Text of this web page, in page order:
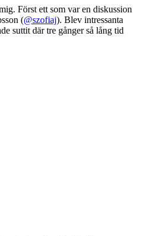
Först ett som var en diskussion
(@szofiaj). Blev intressanta
suttit där tre gånger så lång tid